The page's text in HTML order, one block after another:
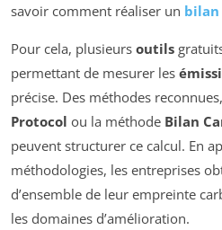
savoir comment réaliser un bilan
Pour cela, plusieurs outils
permettant de mesurer les
précise. Des méthodes
Protocol ou la méthode Bilan
peuvent structurer ce calcul. En
méthodologies, les entreprises
d’ensemble de leur empreinte
les domaines d’amélioration.